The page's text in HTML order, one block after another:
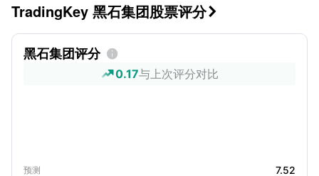
TradingKey 黑石集团股票评分
黑石集团评分 
0.17与上次评分对比
预测 7.52